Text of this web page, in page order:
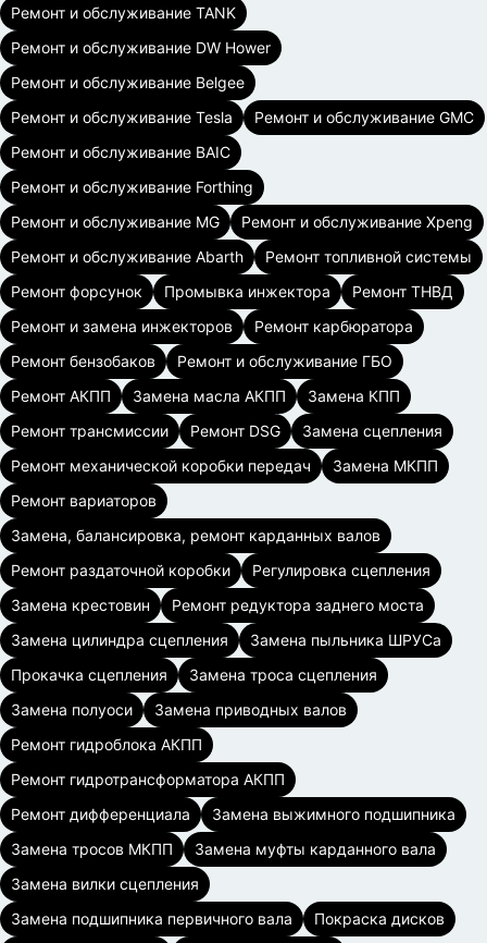
Ремонт и обслуживание TANK
Ремонт и обслуживание DW Hower
Ремонт и обслуживание Belgee
Ремонт и обслуживание Tesla
Ремонт и обслуживание GMC
Ремонт и обслуживание BAIC
Ремонт и обслуживание Forthing
Ремонт и обслуживание MG
Ремонт и обслуживание Xpeng
Ремонт и обслуживание Abarth
Ремонт топливной системы
Ремонт форсунок
Промывка инжектора
Ремонт ТНВД
Ремонт и замена инжекторов
Ремонт карбюратора
Ремонт бензобаков
Ремонт и обслуживание ГБО
Ремонт АКПП
Замена масла АКПП
Замена КПП
Ремонт трансмиссии
Ремонт DSG
Замена сцепления
Ремонт механической коробки передач
Замена МКПП
Ремонт вариаторов
Замена, балансировка, ремонт карданных валов
Ремонт раздаточной коробки
Регулировка сцепления
Замена крестовин
Ремонт редуктора заднего моста
Замена цилиндра сцепления
Замена пыльника ШРУСа
Прокачка сцепления
Замена троса сцепления
Замена полуоси
Замена приводных валов
Ремонт гидроблока АКПП
Ремонт гидротрансформатора АКПП
Ремонт дифференциала
Замена выжимного подшипника
Замена тросов МКПП
Замена муфты карданного вала
Замена вилки сцепления
Замена подшипника первичного вала
Покраска дисков